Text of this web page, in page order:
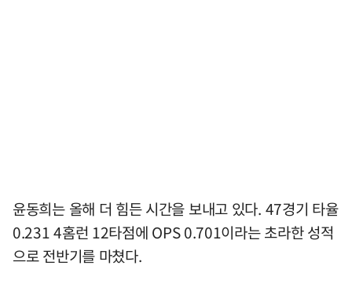
윤동희는 올해 더 힘든 시간을 보내고 있다. 47경기 타율
0.231 4홈런 12타점에 OPS 0.701이라는 초라한 성적
으로 전반기를 마쳤다.